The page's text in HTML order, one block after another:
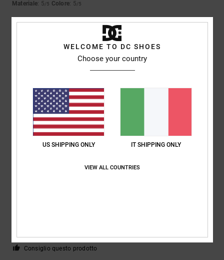
Materiale: 5/5 Colore: 5/5
5/5
Come il precedente
Mostra originale - Português
Comfort: 5/5 Rapporto qualità-prezzo
Materiale: 5/5 Colore: 5/5
Colore: 5/5
Consiglio questo prodotto
WELCOME TO DC SHOES
Choose your country
US SHIPPING ONLY IT SHIPPING ONLY
VIEW ALL COUNTRIES